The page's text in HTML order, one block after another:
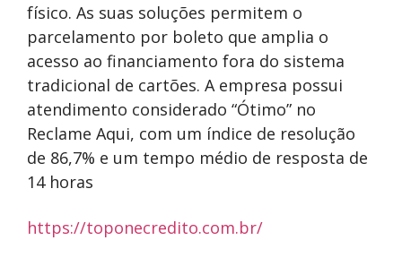
físico. As suas soluções permitem o
parcelamento por boleto que amplia o
acesso ao financiamento fora do sistema
tradicional de cartões. A empresa possui
atendimento considerado “Ótimo” no
Reclame Aqui, com um índice de resolução
de 86,7% e um tempo médio de resposta de
14 horas
https://toponecredito.com.br/